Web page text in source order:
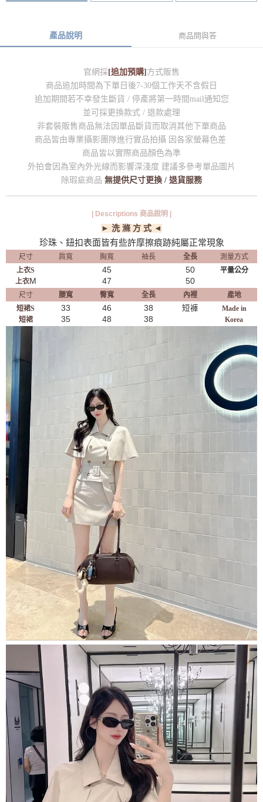
產品說明 商品問與答
官網採[追加預購]方式販售
商品追加時間為下單日後7-30個工作天不含假日
追加期間若不幸發生斷貨 / 停產將第一時間mail通知您
並可採更換款式 / 退款處理
非套裝販售商品無法因單品斷貨而取消其他下單商品
商品皆由專業攝影團隊進行實品拍攝 因各家螢幕色差
商品皆以實際商品顏色為準
外拍會因為室內外光線而影響深淺度 建議多參考單品圖片
除瑕疵商品 無提供尺寸更換 / 退貨服務
| Descriptions 商品說明 |
► 洗 滌 方 式 ◄
珍珠、鈕扣表面皆有些許摩擦痕跡純屬正常現象
尺寸 肩寬 胸寬 袖長 全長
測量方式
上衣S
上衣M
45
47
50
50
平量公分
尺寸 腰寬 臀寬 全長 內裡
產地
短裙S
短裙
33
35
46
48
38
38
短褲
Made in
Korea